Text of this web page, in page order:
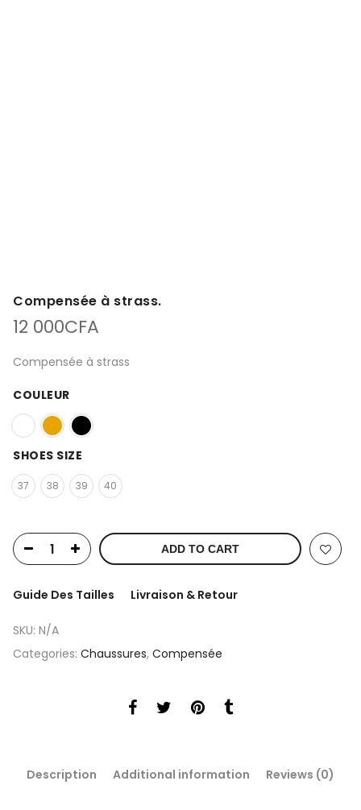
Compensée à strass.
12 000CFA
Compensée à strass
COULEUR
SHOES SIZE
37 38 39 40
ADD TO CART
Guide Des Tailles Livraison & Retour
SKU: N/A
Categories: Chaussures, Compensée
Description Additional information Reviews (0)